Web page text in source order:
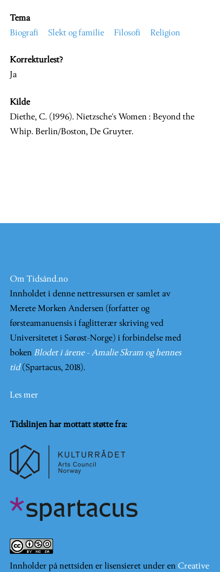
Tema
Biografi
Slekt og familie Filosofi Religion
Korrekturlest?
Ja
Kilde
Diethe, C. (1996). Nietzsche's Women : Beyond the
Whip. Berlin/Boston, De Gruyter.
Om Tidsånd.no
Innholdet i denne nettressursen er samlet av
Merete Morken Andersen (forfatter og
førsteamanuensis i faglitterær skriving ved
Universitetet i Sørøst-Norge) i forbindelse med
boken Blodet i årene - Amalie Skram og hennes
tid (Spartacus, 2018).
Les mer
Tidslinjen har mottatt støtte fra:
Innholder på nettsiden er lisensieret under en Creative